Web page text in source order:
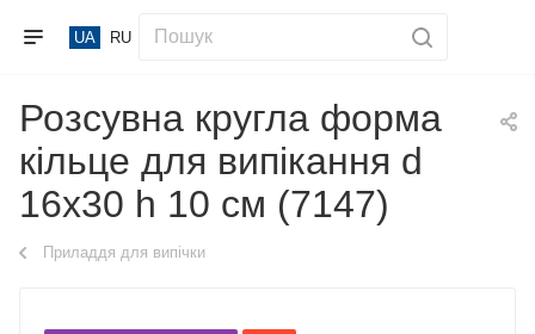
UA RU
Розсувна кругла форма
кільце для випікання d
16х30 h 10 см (7147)
Приладдя для випічки